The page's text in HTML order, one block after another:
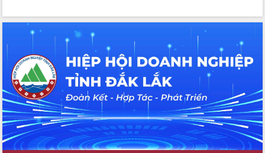
Thầy thuốc Việt Nam
Rộn ràng lễ hội truyền thống Sông
nước Đà Nông lần thứ I năm 2026
Kỳ họp Chuyên đề lần thứ Năm, HĐND
tỉnh Đắk Lắk thông qua các nghị quyết
quan trọng
Thống nhất danh sách giới thiệu ứng
cử đại biểu Quốc hội khoá XVI và đại
biểu HĐND tỉnh Đắk Lắk, nhiệm kỳ
2026-2031
Phát động hai phong trào thi đua quan